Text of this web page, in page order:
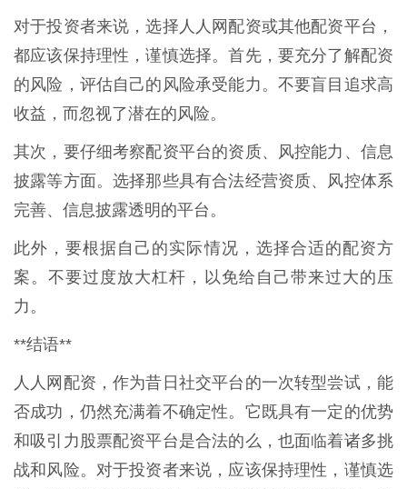
对于投资者来说，选择人人网配资或其他配资平台，
都应该保持理性，谨慎选择。首先，要充分了解配资
的风险，评估自己的风险承受能力。不要盲目追求高
收益，而忽视了潜在的风险。
其次，要仔细考察配资平台的资质、风控能力、信息
披露等方面。选择那些具有合法经营资质、风控体系
完善、信息披露透明的平台。
此外，要根据自己的实际情况，选择合适的配资方
案。不要过度放大杠杆，以免给自己带来过大的压
力。
**结语**
人人网配资，作为昔日社交平台的一次转型尝试，能
否成功，仍然充满着不确定性。它既具有一定的优势
和吸引力股票配资平台是合法的么，也面临着诸多挑
战和风险。对于投资者来说，应该保持理性，谨慎选